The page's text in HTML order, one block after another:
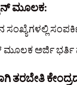
ಮೂಲಕ:
ಸಂಖ್ಯೆಗಳಲ್ಲಿ
ಅರ್ಜಿ ಭರ್ತಿ
ತರಬೇತಿ